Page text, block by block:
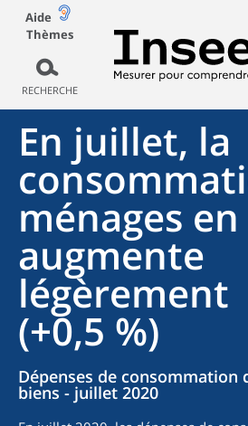
Aide
Thèmes
RECHERCHE
En juillet, la
ménages
augmente
légèrement
(+0,5 %)
Dépenses de consommation
biens - juillet 2020